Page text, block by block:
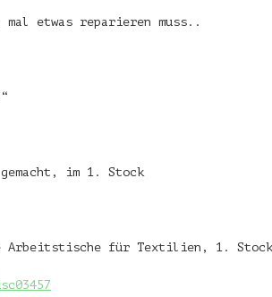
mal etwas reparieren muss..
im 1. Stock
Arbeitstische für Textilien, 1. Stock